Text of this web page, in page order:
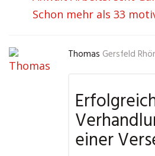
Schon mehr als 33
Thomas Gersfeld
einer